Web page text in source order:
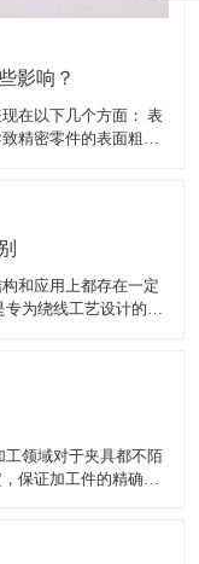
影响？
在以下几个方面： 表
精密零件的表面粗糙
至可能使其无法
和应用上都存在一定
为绕线工艺设计的工
、模具、量具
领域对于夹具都不陌
保证加工件的精确
1、能稳定